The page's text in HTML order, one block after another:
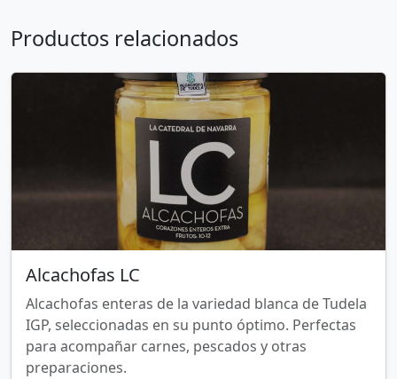
Productos relacionados
Alcachofas LC
Alcachofas enteras de la variedad blanca de Tudela
IGP, seleccionadas en su punto óptimo. Perfectas
para acompañar carnes, pescados y otras
preparaciones.